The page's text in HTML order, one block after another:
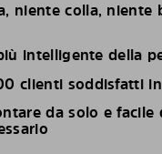
niente colla, niente
intelligente della
clienti soddisfatti
da solo e facile